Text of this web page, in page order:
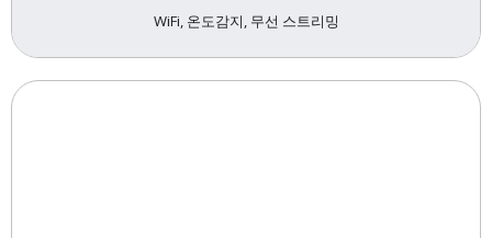
WiFi, 온도감지, 무선 스트리밍